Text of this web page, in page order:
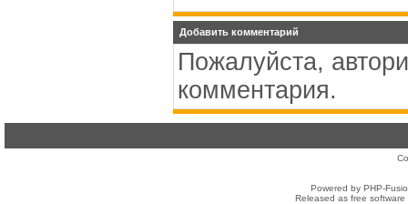
Добавить комментарий
Пожалуйста,
комментария.
Powered by PHP-
Released as free